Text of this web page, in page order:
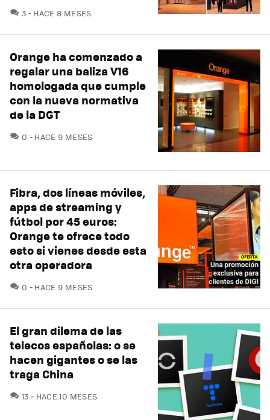
3 COMENTARIOS
HACE 8 MESES
Orange ha comenzado a
regalar una baliza V16
homologada que cumple
con la nueva normativa
de la DGT
0 COMENTARIOS
HACE 9 MESES
Fibra, dos líneas móviles,
apps de streaming y
fútbol por 45 euros:
Orange te ofrece todo
esto si vienes desde esta
otra operadora
0 COMENTARIOS
HACE 9 MESES
El gran dilema de las
telecos españolas: o se
hacen gigantes o se las
traga China
13 COMENTARIOS
HACE 10 MESES